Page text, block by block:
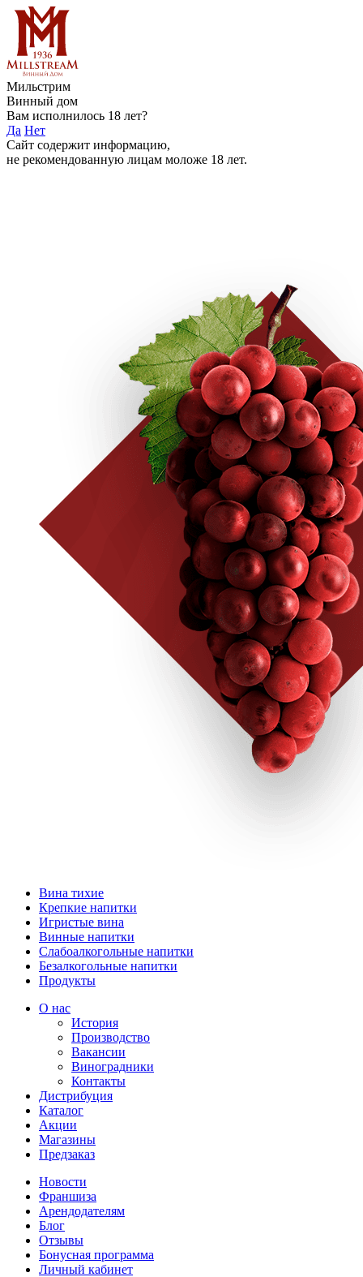
Мильстрим
Винный дом
Вам исполнилось 18 лет?
Да Нет
Сайт содержит информацию,
не рекомендованную лицам моложе 18 лет.
Вина тихие
Крепкие напитки
Игристые вина
Винные напитки
Слабоалкогольные напитки
Безалкогольные напитки
Продукты
О нас
История
Производство
Вакансии
Виноградники
Контакты
Дистрибуция
Каталог
Акции
Магазины
Предзаказ
Новости
Франшиза
Арендодателям
Блог
Отзывы
Бонусная программа
Личный кабинет